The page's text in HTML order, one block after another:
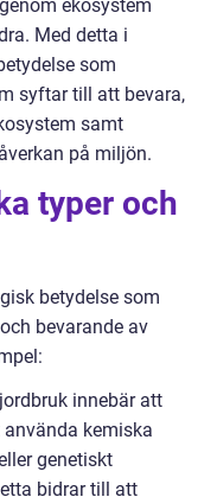
ekosystem
Med detta i
som
syftar till att bevara,
samt
på miljön.
typer och
betydelse som
bevarande av
innebär att
kemiska
genetiskt
bidrar till att